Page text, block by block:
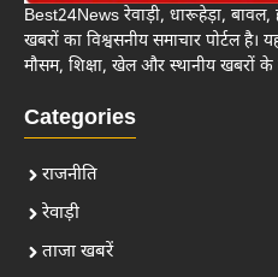
Best24News रेवाड़ी, धारूहेड़ा, बावल,
खबरों का विश्वसनीय समाचार पोर्टल
मौसम, शिक्षा, खेल और स्थानीय खबरों
Categories
राजनीति
रेवाड़ी
ताजा खबरें